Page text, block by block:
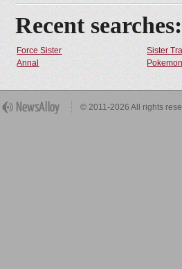
Recent searches:
Force Sister Sister
Annal
© 2011-2026 All rights